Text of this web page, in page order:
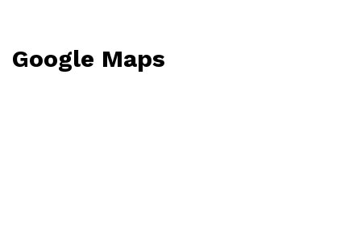
Google Maps